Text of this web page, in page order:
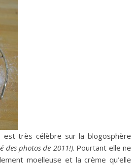
très célèbre sur la blogosphère
des photos de 2011!). Pourtant elle ne
moelleuse et la crème qu’elle